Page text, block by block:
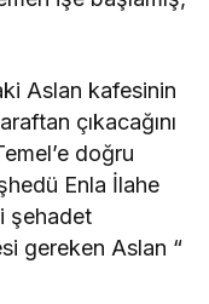
Aslan kafesinin
çıkacağını
doğru
Enla İlahe
şehadet
gereken Aslan “